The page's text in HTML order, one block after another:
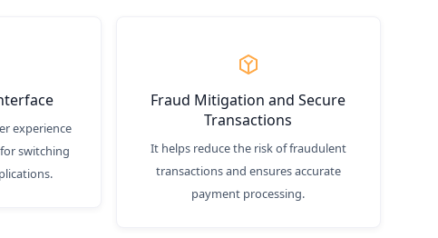
experience
switching
Fraud Mitigation and Secure
Transactions
It helps reduce the risk of fraudulent
transactions and ensures accurate
payment processing.